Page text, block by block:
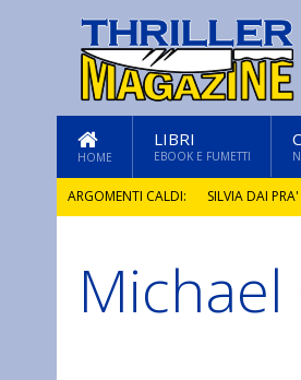
HOME
LIBRI
EBOOK E FUMETTI
ARGOMENTI CALDI: SILVIA DAI PRA'
GLI ANNI DI PIETRA